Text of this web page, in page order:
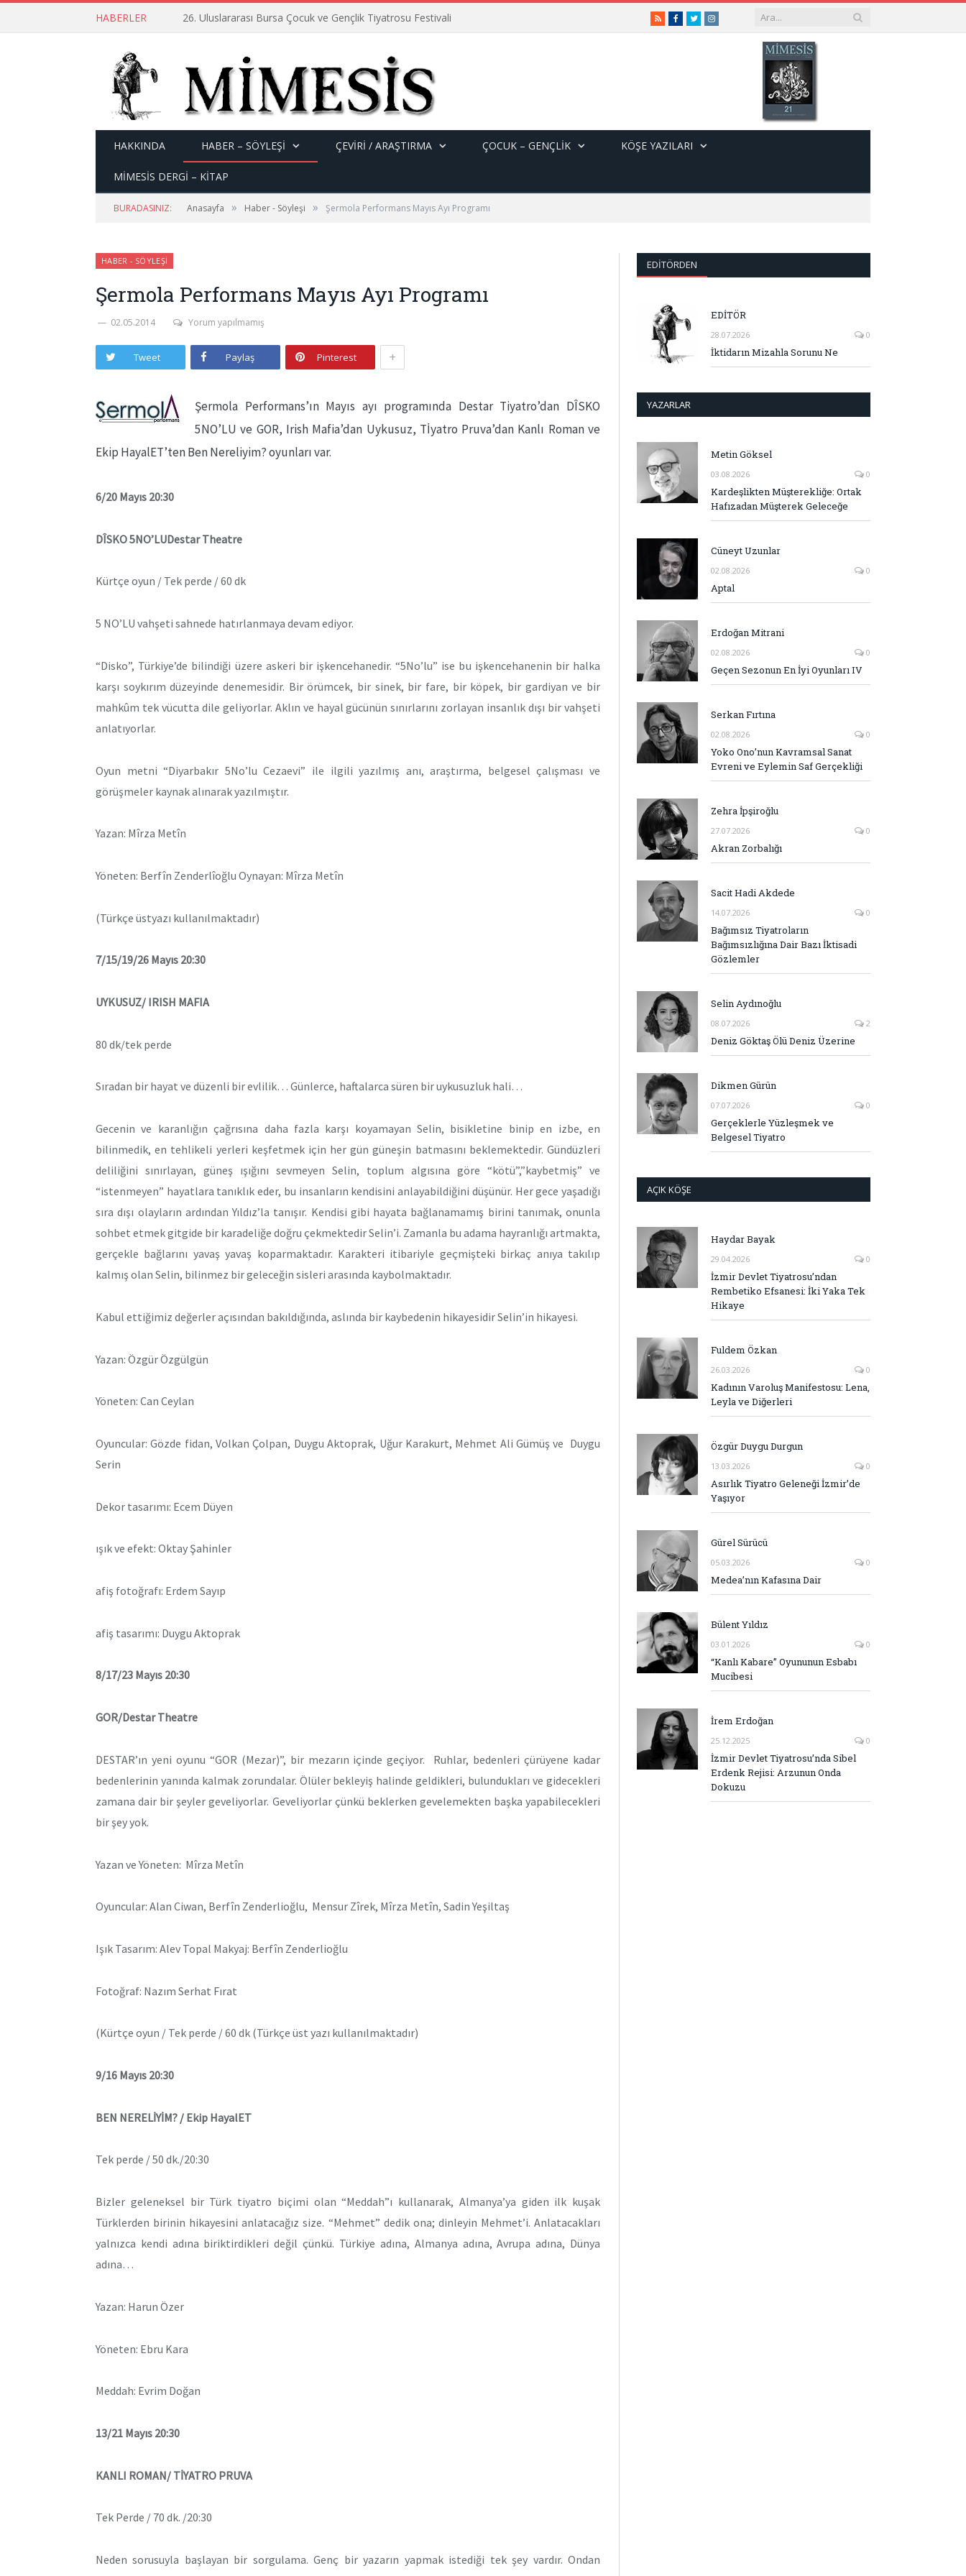
HABERLER 26. Uluslararası Bursa Çocuk ve Gençlik Tiyatrosu Festivali RSSFacebook
TwitterInstagram
HAKKINDA HABER – SÖYLEŞI ÇEVİRİ / ARAŞTIRMA ÇOCUK – GENÇLIK KÖŞE YAZILARI
MİMESİS DERGİ – KİTAP
BURADASINIZ: Anasayfa » Haber - Söyleşi » Şermola Performans Mayıs Ayı Programı
HABER - SÖYLEŞI
Şermola Performans Mayıs Ayı Programı
02.05.2014 Yorum yapılmamış
Tweet Paylaş Pinterest +
Şermola Performans’ın Mayıs ayı programında Destar Tiyatro’dan DÎSKO
5NO’LU ve GOR, Irish Mafia’dan Uykusuz, Tİyatro Pruva’dan Kanlı Roman ve
Ekip HayalET’ten Ben Nereliyim? oyunları var.
6/20 Mayıs 20:30
DÎSKO 5NO’LUDestar Theatre
Kürtçe oyun / Tek perde / 60 dk
5 NO’LU vahşeti sahnede hatırlanmaya devam ediyor.
“Disko”, Türkiye’de bilindiği üzere askeri bir işkencehanedir. “5No’lu” ise bu işkencehanenin bir halka
karşı soykırım düzeyinde denemesidir. Bir örümcek, bir sinek, bir fare, bir köpek, bir gardiyan ve bir
mahkûm tek vücutta dile geliyorlar. Aklın ve hayal gücünün sınırlarını zorlayan insanlık dışı bir vahşeti
anlatıyorlar.
Oyun metni “Diyarbakır 5No’lu Cezaevi” ile ilgili yazılmış anı, araştırma, belgesel çalışması ve
görüşmeler kaynak alınarak yazılmıştır.
Yazan: Mîrza Metîn
Yöneten: Berfîn Zenderlîoğlu Oynayan: Mîrza Metîn
(Türkçe üstyazı kullanılmaktadır)
7/15/19/26 Mayıs 20:30
UYKUSUZ/ IRISH MAFIA
80 dk/tek perde
Sıradan bir hayat ve düzenli bir evlilik… Günlerce, haftalarca süren bir uykusuzluk hali…
Gecenin ve karanlığın çağrısına daha fazla karşı koyamayan Selin, bisikletine binip en izbe, en
bilinmedik, en tehlikeli yerleri keşfetmek için her gün güneşin batmasını beklemektedir. Gündüzleri
deliliğini sınırlayan, güneş ışığını sevmeyen Selin, toplum algısına göre “kötü”,”kaybetmiş” ve
“istenmeyen” hayatlara tanıklık eder, bu insanların kendisini anlayabildiğini düşünür. Her gece yaşadığı
sıra dışı olayların ardından Yıldız’la tanışır. Kendisi gibi hayata bağlanamamış birini tanımak, onunla
sohbet etmek gitgide bir karadeliğe doğru çekmektedir Selin’i. Zamanla bu adama hayranlığı artmakta,
gerçekle bağlarını yavaş yavaş koparmaktadır. Karakteri itibariyle geçmişteki birkaç anıya takılıp
kalmış olan Selin, bilinmez bir geleceğin sisleri arasında kaybolmaktadır.
Kabul ettiğimiz değerler açısından bakıldığında, aslında bir kaybedenin hikayesidir Selin’in hikayesi.
Yazan: Özgür Özgülgün
Yöneten: Can Ceylan
Oyuncular: Gözde fidan, Volkan Çolpan, Duygu Aktoprak, Uğur Karakurt, Mehmet Ali Gümüş ve Duygu
Serin
Dekor tasarımı: Ecem Düyen
ışık ve efekt: Oktay Şahinler
afiş fotoğrafı: Erdem Sayıp
afiş tasarımı: Duygu Aktoprak
8/17/23 Mayıs 20:30
GOR/Destar Theatre
DESTAR’ın yeni oyunu “GOR (Mezar)”, bir mezarın içinde geçiyor. Ruhlar, bedenleri çürüyene kadar
bedenlerinin yanında kalmak zorundalar. Ölüler bekleyiş halinde geldikleri, bulundukları ve gidecekleri
zamana dair bir şeyler geveliyorlar. Geveliyorlar çünkü beklerken gevelemekten başka yapabilecekleri
bir şey yok.
Yazan ve Yöneten: Mîrza Metîn
Oyuncular: Alan Ciwan, Berfîn Zenderlioğlu, Mensur Zîrek, Mîrza Metîn, Sadin Yeşiltaş
Işık Tasarım: Alev Topal Makyaj: Berfîn Zenderlioğlu
Fotoğraf: Nazım Serhat Fırat
(Kürtçe oyun / Tek perde / 60 dk (Türkçe üst yazı kullanılmaktadır)
9/16 Mayıs 20:30
BEN NERELİYİM? / Ekip HayalET
Tek perde / 50 dk./20:30
Bizler geleneksel bir Türk tiyatro biçimi olan “Meddah”ı kullanarak, Almanya’ya giden ilk kuşak
Türklerden birinin hikayesini anlatacağız size. “Mehmet” dedik ona; dinleyin Mehmet’i. Anlatacakları
yalnızca kendi adına biriktirdikleri değil çünkü. Türkiye adına, Almanya adına, Avrupa adına, Dünya
adına…
Yazan: Harun Özer
Yöneten: Ebru Kara
Meddah: Evrim Doğan
13/21 Mayıs 20:30
KANLI ROMAN/ TİYATRO PRUVA
Tek Perde / 70 dk. /20:30
Neden sorusuyla başlayan bir sorgulama. Genç bir yazarın yapmak istediği tek şey vardır. Ondan
EDITÖRDEN
EDİTÖR
28.07.2026 0
İktidarın Mizahla Sorunu Ne
YAZARLAR
Metin Göksel
03.08.2026 0
Kardeşlikten Müşterekliğe: Ortak
Hafızadan Müşterek Geleceğe
Cüneyt Uzunlar
02.08.2026 0
Aptal
Erdoğan Mitrani
02.08.2026 0
Geçen Sezonun En İyi Oyunları IV
Serkan Fırtına
02.08.2026 0
Yoko Ono’nun Kavramsal Sanat
Evreni ve Eylemin Saf Gerçekliği
Zehra İpşiroğlu
27.07.2026 0
Akran Zorbalığı
Sacit Hadi Akdede
14.07.2026 0
Bağımsız Tiyatroların
Bağımsızlığına Dair Bazı İktisadi
Gözlemler
Selin Aydınoğlu
08.07.2026 2
Deniz Göktaş Ölü Deniz Üzerine
Dikmen Gürün
07.07.2026 0
Gerçeklerle Yüzleşmek ve
Belgesel Tiyatro
AÇIK KÖŞE
Haydar Bayak
29.04.2026 0
İzmir Devlet Tiyatrosu’ndan
Rembetiko Efsanesi: İki Yaka Tek
Hikaye
Fuldem Özkan
26.03.2026 0
Kadının Varoluş Manifestosu: Lena,
Leyla ve Diğerleri
Özgür Duygu Durgun
13.03.2026 0
Asırlık Tiyatro Geleneği İzmir’de
Yaşıyor
Gürel Sürücü
05.03.2026 0
Medea’nın Kafasına Dair
Bülent Yıldız
03.01.2026 0
“Kanlı Kabare” Oyununun Esbabı
Mucibesi
İrem Erdoğan
25.12.2025 0
İzmir Devlet Tiyatrosu’nda Sibel
Erdenk Rejisi: Arzunun Onda
Dokuzu